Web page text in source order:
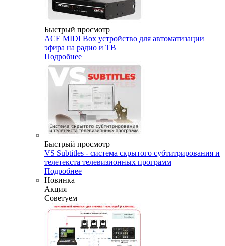
Быстрый просмотр
ACE MIDI Box устройство для автоматизации
эфира на радио и ТВ
Подробнее
Быстрый просмотр
VS Subtitles - система скрытого субтитрирования и
телетекста телевизионных программ
Подробнее
Новинка
Акция
Советуем